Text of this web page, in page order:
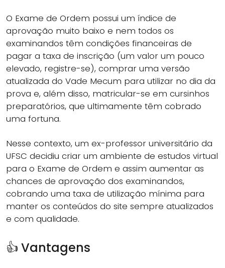
O Exame de Ordem possui um índice de
aprovação muito baixo e nem todos os
examinandos têm condições financeiras de
pagar a taxa de inscrição (um valor um pouco
elevado, registre-se), comprar uma versão
atualizada do Vade Mecum para utilizar no dia da
prova e, além disso, matricular-se em cursinhos
preparatórios, que ultimamente têm cobrado
uma fortuna.
Nesse contexto, um ex-professor universitário da
UFSC decidiu criar um ambiente de estudos virtual
para o Exame de Ordem e assim aumentar as
chances de aprovação dos examinandos,
cobrando uma taxa de utilização mínima para
manter os conteúdos do site sempre atualizados
e com qualidade.
👍 Vantagens